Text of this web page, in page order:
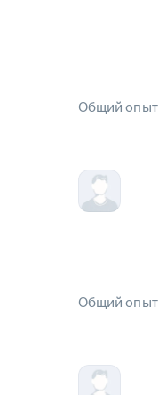
Общий опыт
Общий опыт